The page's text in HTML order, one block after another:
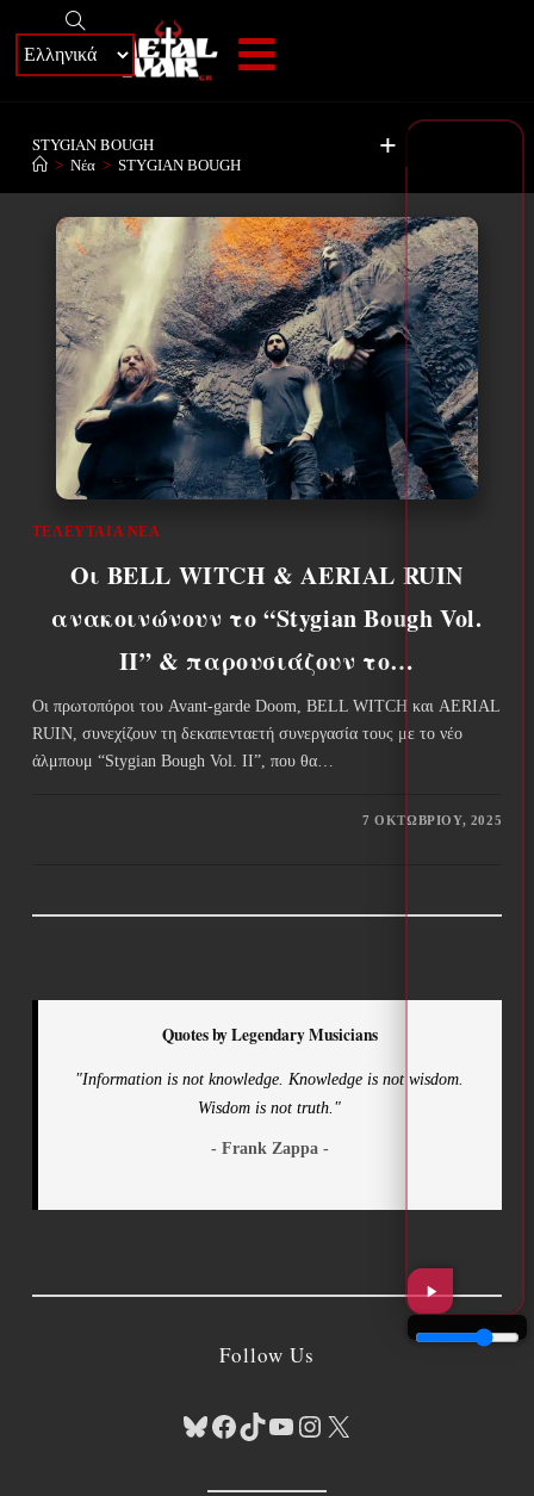
+
STYGIAN BOUGH
> Νέα > STYGIAN BOUGH
ΤΕΛΕΥΤΑΊΑ ΝΈΑ
Οι BELL WITCH & AERIAL RUIN
ανακοινώνουν το “Stygian Bough Vol.
II” & παρουσιάζουν το…
Οι πρωτοπόροι του Avant-garde Doom, BELL WITCH και AERIAL
RUIN, συνεχίζουν τη δεκαπενταετή συνεργασία τους με το νέο
άλμπουμ “Stygian Bough Vol. II”, που θα…
7 ΟΚΤΩΒΡΊΟΥ, 2025
Quotes by Legendary Musicians
"Information is not knowledge. Knowledge is not wisdom.
Wisdom is not truth."
- Frank Zappa -
Follow Us